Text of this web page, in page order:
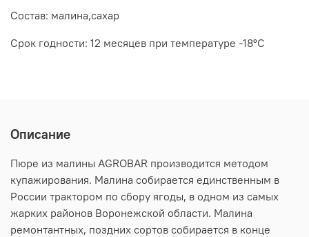
Состав: малина,сахар
Срок годности: 12 месяцев при температуре -18°C
Описание
Пюре из малины AGROBAR производится методом
купажирования. Малина собирается единственным в
России трактором по сбору ягоды, в одном из самых
жарких районов Воронежской области. Малина
ремонтантных, поздних сортов собирается в конце